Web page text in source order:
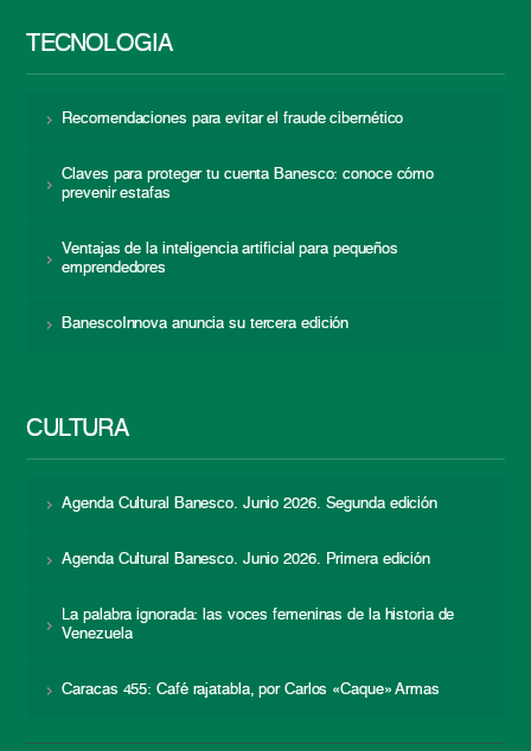
TECNOLOGÍA
Recomendaciones para evitar el fraude cibernético
Claves para proteger tu cuenta Banesco: conoce cómo
prevenir estafas
Ventajas de la inteligencia artificial para pequeños
emprendedores
BanescoInnova anuncia su tercera edición
CULTURA
Agenda Cultural Banesco. Junio 2026. Segunda edición
Agenda Cultural Banesco. Junio 2026. Primera edición
La palabra ignorada: las voces femeninas de la historia de
Venezuela
Caracas 455: Café rajatabla, por Carlos «Caque» Armas